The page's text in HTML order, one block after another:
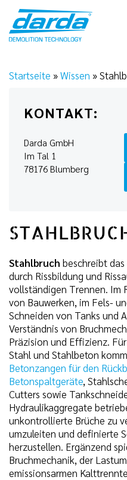
content
Startseite »Wissen »
KONTAKT:
Darda GmbH
Im Tal 1
78176 Blumberg
Stahlbruch beschreibt
durch Rissbildung und
vollständigen Trennen. Im
von Bauwerken, im Fels-
Schneiden von Tanks und
Verständnis von
Präzision und Effizienz.
Stahl und Stahlbeton
Betonzangen für den
Betonspaltgeräte,
Cutters sowie
Hydraulikaggregate
unkontrollierte Brüche zu
umzuleiten und definierte
herzustellen. Ergänzend
Bruchmechanik, der
emissionsarmen